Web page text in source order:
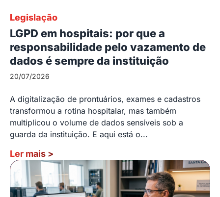
Legislação
LGPD em hospitais: por que a
responsabilidade pelo vazamento de
dados é sempre da instituição
20/07/2026
A digitalização de prontuários, exames e cadastros
transformou a rotina hospitalar, mas também
multiplicou o volume de dados sensíveis sob a
guarda da instituição. E aqui está o...
Ler mais >